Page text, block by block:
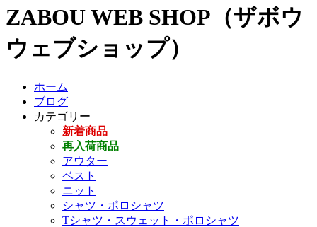
ZABOU WEB SHOP（ザボウ
ウェブショップ）
ホーム
ブログ
カテゴリー
新着商品
再入荷商品
アウター
ベスト
ニット
シャツ・ポロシャツ
Tシャツ・スウェット・ポロシャツ